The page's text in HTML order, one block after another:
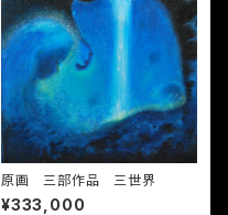
原画 三部作品 三世界
¥333,000